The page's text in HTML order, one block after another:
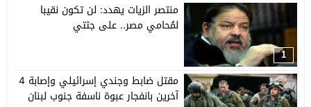
1
منتصر الزيات يهدد: لن تكون نقيبا
لمُحامي مصر.. على جثتي
مقتل ضابط وجندي إسرائيلي وإصابة 4
آخرين بانفجار عبوة ناسفة جنوب لبنان